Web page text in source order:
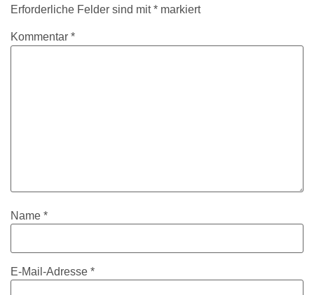
Erforderliche Felder sind mit* markiert
Kommentar *
Name *
E-Mail-Adresse *